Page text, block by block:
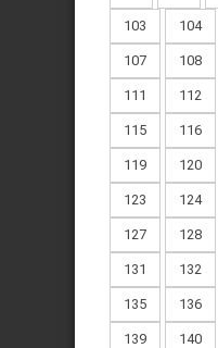
103 104
107 108
111 112
115 116
119 120
123 124
127 128
131 132
135 136
139 140